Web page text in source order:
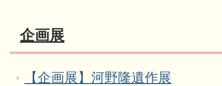
企画展
【企画展】河野隆遺作展